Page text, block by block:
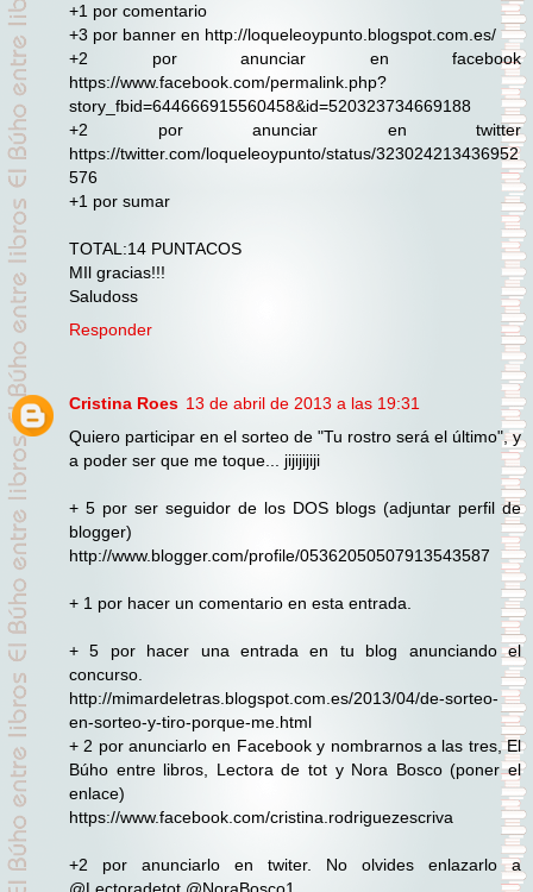
+1 por comentario
+3 por banner en http://loqueleoypunto.blogspot.com.es/
+2 por anunciar en facebook
https://www.facebook.com/permalink.php?
story_fbid=644666915560458&id=520323734669188
+2 por anunciar en twitter
https://twitter.com/loqueleoypunto/status/323024213436952
576
+1 por sumar
TOTAL:14 PUNTACOS
MIl gracias!!!
Saludoss
Responder
Cristina Roes 13 de abril de 2013 a las 19:31
Quiero participar en el sorteo de "Tu rostro será el último", y
a poder ser que me toque... jijijijiji
+ 5 por ser seguidor de los DOS blogs (adjuntar perfil de
blogger)
http://www.blogger.com/profile/05362050507913543587
+ 1 por hacer un comentario en esta entrada.
+ 5 por hacer una entrada en tu blog anunciando el
concurso.
http://mimardeletras.blogspot.com.es/2013/04/de-sorteo-
en-sorteo-y-tiro-porque-me.html
+ 2 por anunciarlo en Facebook y nombrarnos a las tres, El
Búho entre libros, Lectora de tot y Nora Bosco (poner el
enlace)
https://www.facebook.com/cristina.rodriguezescriva
+2 por anunciarlo en twiter. No olvides enlazarlo a